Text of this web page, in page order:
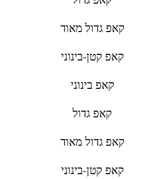
קאפ גדול מאוד
קאפ קטן-בינוני
קאפ בינוני
קאפ גדול
קאפ גדול מאוד
קאפ קטן-בינוני